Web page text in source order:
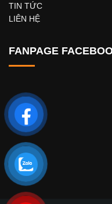
TIN TỨC
LIÊN HỆ
FANPAGE